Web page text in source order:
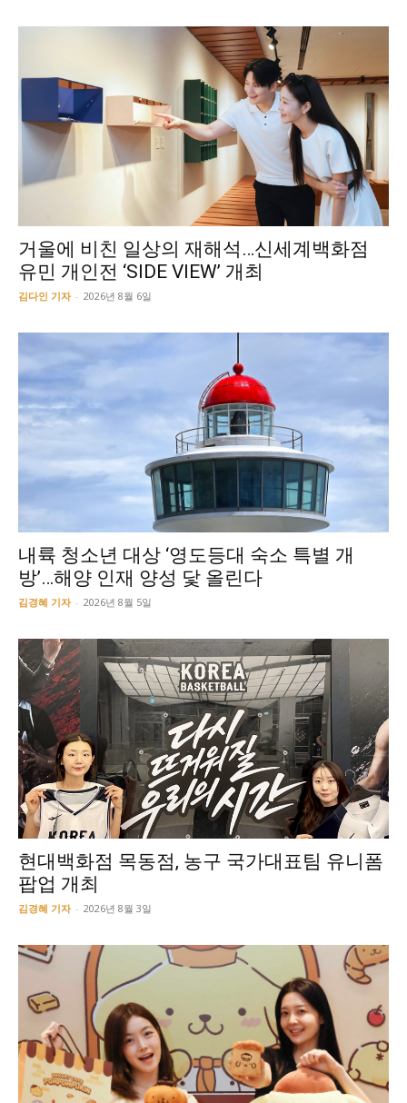
거울에 비친 일상의 재해석…신세계백화점
유민 개인전 ‘SIDE VIEW’ 개최
김다인 기자 - 2026년 8월 6일
내륙 청소년 대상 ‘영도등대 숙소 특별 개
방’…해양 인재 양성 닻 올린다
김경혜 기자 - 2026년 8월 5일
현대백화점 목동점, 농구 국가대표팀 유니폼
팝업 개최
김경혜 기자 - 2026년 8월 3일